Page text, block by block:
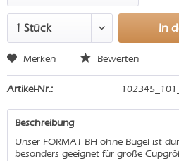
In
Merken Bewerten
Artikel-Nr.:
Beschreibung
Unser FORMAT BH ohne Bügel ist
besonders geeignet für große